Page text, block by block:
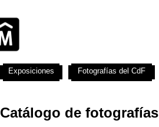
Catálogo de fotografías
Exposiciones Fotografías del CdF